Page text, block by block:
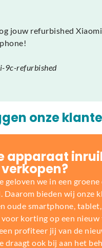
jouw refurbished
9c-refurbished
onze
apparaat
verkopen?
we in een groene
Daarom bieden wij onze
oude smartphone,
korting op een
profiteer jij van de
draagt ook bij aan het